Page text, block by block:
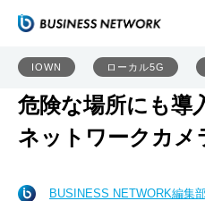
IOWN ローカル5G
危険な場所にも導
ネットワークカメ
BUSINESS NETWORK編集